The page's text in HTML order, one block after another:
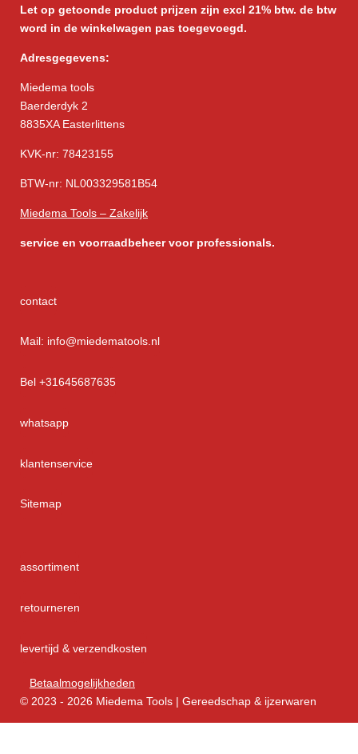
Let op getoonde product prijzen zijn excl 21% btw. de btw
word in de winkelwagen pas toegevoegd.
Adresgegevens:
Miedema tools
Baerderdyk 2
8835XA Easterlittens
KVK-nr: 78423155
BTW-nr: NL003329581B54
Miedema Tools – Zakelijk
service en voorraadbeheer voor professionals.
contact
Mail: info@miedematools.nl
Bel +31645687635
whatsapp
klantenservice
Sitemap
assortiment
retourneren
levertijd & verzendkosten
Betaalmogelijkheden
© 2023 - 2026 Miedema Tools | Gereedschap & ijzerwaren